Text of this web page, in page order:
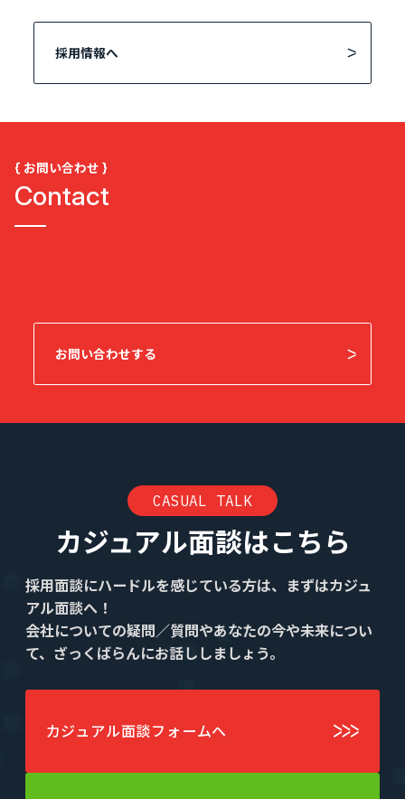
採用情報へ
{ お問い合わせ }
Contact
お問い合わせする
CASUAL TALK
カジュアル面談はこちら
採用面談にハードルを感じている方は、まずはカジュ
アル面談へ！
会社についての疑問／質問やあなたの今や未来につい
て、ざっくばらんにお話ししましょう。
カジュアル面談フォームへ